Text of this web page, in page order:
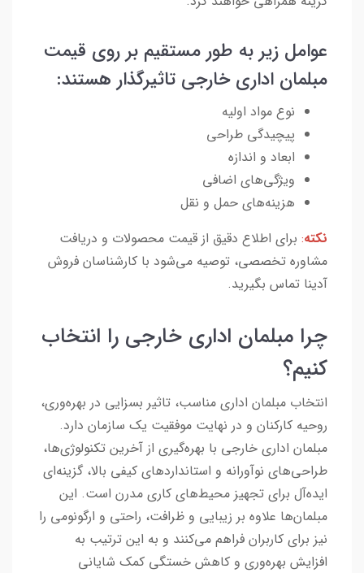
عوامل زیر به طور مستقیم بر روی قیمت
مبلمان اداری خارجی تاثیرگذار هستند:
نوع مواد اولیه
پیچیدگی طراحی
ابعاد و اندازه
ویژگی‌های اضافی
هزینه‌های حمل و نقل
نکته: برای اطلاع دقیق از قیمت محصولات و دریافت
مشاوره تخصصی، توصیه می‌شود با کارشناسان فروش
آدینا تماس بگیرید.
چرا مبلمان اداری خارجی را انتخاب
کنیم؟
انتخاب مبلمان اداری مناسب، تاثیر بسزایی در بهره‌وری،
روحیه کارکنان و در نهایت موفقیت یک سازمان دارد.
مبلمان اداری خارجی با بهره‌گیری از آخرین تکنولوژی‌ها،
طراحی‌های نوآورانه و استانداردهای کیفی بالا، گزینه‌ای
ایده‌آل برای تجهیز محیط‌های کاری مدرن است. این
مبلمان‌ها علاوه بر زیبایی و ظرافت، راحتی و ارگونومی را
نیز برای کاربران فراهم می‌کنند و به این ترتیب به
افزایش بهره‌وری و کاهش خستگی کمک شایانی